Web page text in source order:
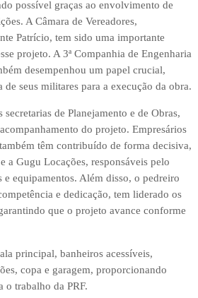
possível graças ao envolvimento de
A Câmara de Vereadores,
Patrício, tem sido uma importante
projeto. A 3ª Companhia de Engenharia
desempenhou um papel crucial,
de seus militares para a execução da obra.
de Planejamento e de Obras,
do projeto. Empresários
têm contribuído de forma decisiva,
a Gugu Locações, responsáveis pelo
equipamentos. Além disso, o pedreiro
e dedicação, tem liderado os
que o projeto avance conforme
principal, banheiros acessíveis,
copa e garagem, proporcionando
o trabalho da PRF.